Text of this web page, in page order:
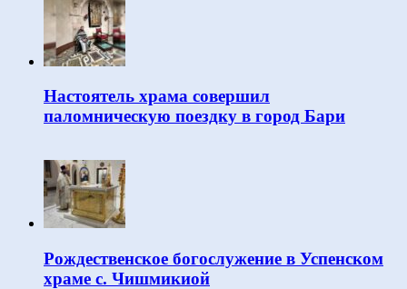
Настоятель храма совершил
паломническую поездку в город Бари
Рождественское богослужение в Успенском
храме с. Чишмикиой